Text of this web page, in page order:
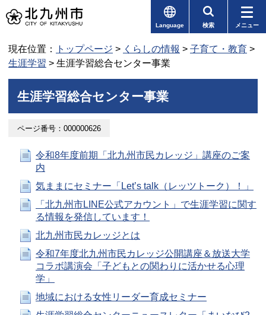
Language 検索 メニュー
現在位置： トップページ > くらしの情報 > 子育て・教育 >
生涯学習 > 生涯学習総合センター事業
生涯学習総合センター事業
ページ番号：000000626
令和8年度前期「北九州市民カレッジ」講座のご案
内
気ままにセミナー「Let’s talk（レッツトーク）！」
「北九州市LINE公式アカウント」で生涯学習に関す
る情報を発信しています！
北九州市民カレッジとは
令和7年度北九州市民カレッジ公開講座＆放送大学
コラボ講演会「子どもとの関わりに活かせる心理
学」
地域における女性リーダー育成セミナー